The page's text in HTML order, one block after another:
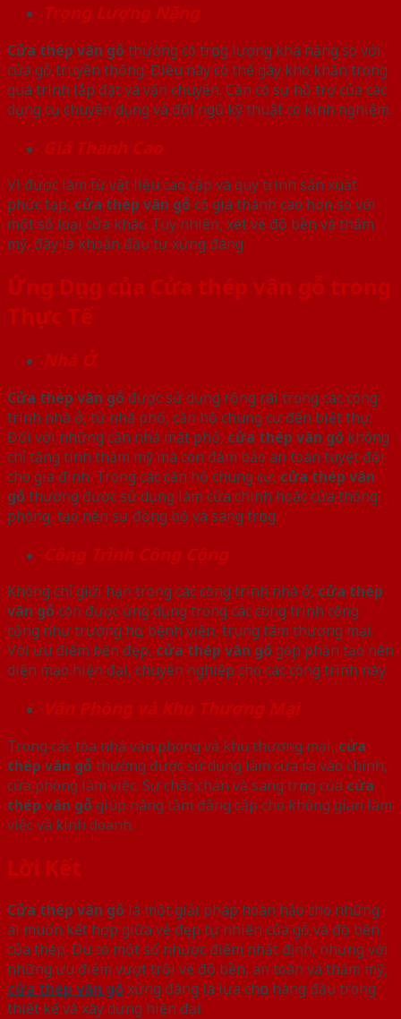
Trọng Lượng Nặng
Cửa thép vân gỗ thường có trọng lượng khá nặng so với
cửa gỗ truyền thống. Điều này có thể gây khó khăn trong
quá trình lắp đặt và vận chuyển. Cần có sự hỗ trợ của các
dụng cụ chuyên dụng và đội ngũ kỹ thuật có kinh nghiệm.
Giá Thành Cao
Vì được làm từ vật liệu cao cấp và quy trình sản xuất
phức tạp, cửa thép vân gỗ có giá thành cao hơn so với
một số loại cửa khác. Tuy nhiên, xét về độ bền và thẩm
mỹ, đây là khoản đầu tư xứng đáng.
Ứng Dụng của Cửa thép vân gỗ trong
Thực Tế
Nhà Ở
Cửa thép vân gỗ được sử dụng rộng rãi trong các công
trình nhà ở, từ nhà phố, căn hộ chung cư đến biệt thự.
Đối với những căn nhà mặt phố, cửa thép vân gỗ không
chỉ tăng tính thẩm mỹ mà còn đảm bảo an toàn tuyệt đối
cho gia đình. Trong các căn hộ chung cư, cửa thép vân
gỗ thường được sử dụng làm cửa chính hoặc cửa thông
phòng, tạo nên sự đồng bộ và sang trọng.
Công Trình Công Cộng
Không chỉ giới hạn trong các công trình nhà ở, cửa thép
vân gỗ còn được ứng dụng trong các công trình công
cộng như trường học, bệnh viện, trung tâm thương mại.
Với ưu điểm bền đẹp, cửa thép vân gỗ góp phần tạo nên
diện mạo hiện đại, chuyên nghiệp cho các công trình này.
Văn Phòng và Khu Thương Mại
Trong các tòa nhà văn phòng và khu thương mại, cửa
thép vân gỗ thường được sử dụng làm cửa ra vào chính,
cửa phòng làm việc. Sự chắc chắn và sang trọng của cửa
thép vân gỗ giúp nâng tầm đẳng cấp cho không gian làm
việc và kinh doanh.
Lời Kết
Cửa thép vân gỗ là một giải pháp hoàn hảo cho những
ai muốn kết hợp giữa vẻ đẹp tự nhiên của gỗ và độ bền
của thép. Dù có một số nhược điểm nhất định, nhưng với
những ưu điểm vượt trội về độ bền, an toàn và thẩm mỹ,
cửa thép vân gỗxứng đáng là lựa chọn hàng đầu trong
thiết kế và xây dựng hiện đại.